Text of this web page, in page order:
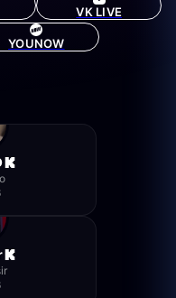
VK LIVE
YOUNOW